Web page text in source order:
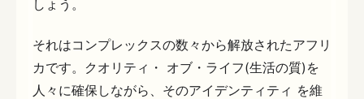
しょう。
それはコンプレックスの数々から解放されたアフリ
カです。クオリティ・ オブ・ライフ(生活の質)を
人々に確保しながら、そのアイデンティティ を維